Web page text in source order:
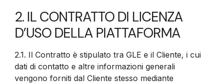
2. IL CONTRATTO DI LICENZA
D’USO DELLA PIATTAFORMA
2.1. Il Contratto è stipulato tra GLE e il Cliente, i cui
dati di contatto e altre informazioni generali
vengono forniti dal Cliente stesso mediante